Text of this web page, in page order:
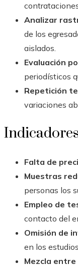
Analizar
de los
aislados.
Evaluación
periodísticos
Repetición
variaciones
Falta de
Muestras
personas los
Empleo de
contacto del
Omisión de
en los
Mezcla